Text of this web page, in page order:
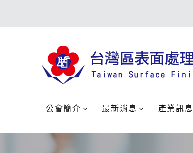
公會簡介 最新消息 產業訊息